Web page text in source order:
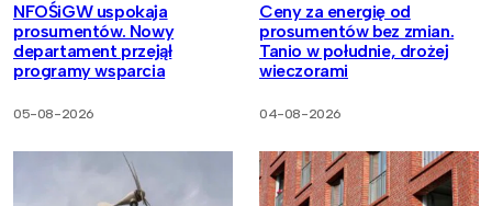
NFOŚiGW uspokaja
prosumentów. Nowy
departament przejął
programy wsparcia
05-08-2026
Ceny za energię od
prosumentów bez zmian.
Tanio w południe, drożej
wieczorami
04-08-2026